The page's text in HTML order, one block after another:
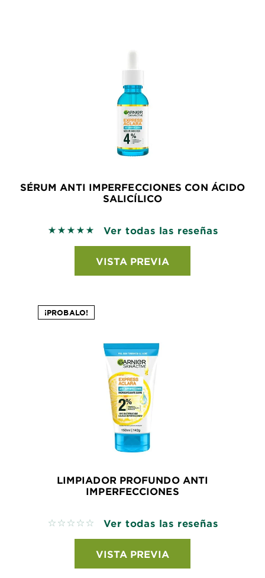
SÉRUM ANTI IMPERFECCIONES CON ÁCIDO
SALICÍLICO
5 out of 5 stars based on reviews
Ver todas las reseñas
VISTA PREVIA
¡PROBALO!
LIMPIADOR PROFUNDO ANTI
IMPERFECCIONES
No reviews Ver todas las reseñas
VISTA PREVIA